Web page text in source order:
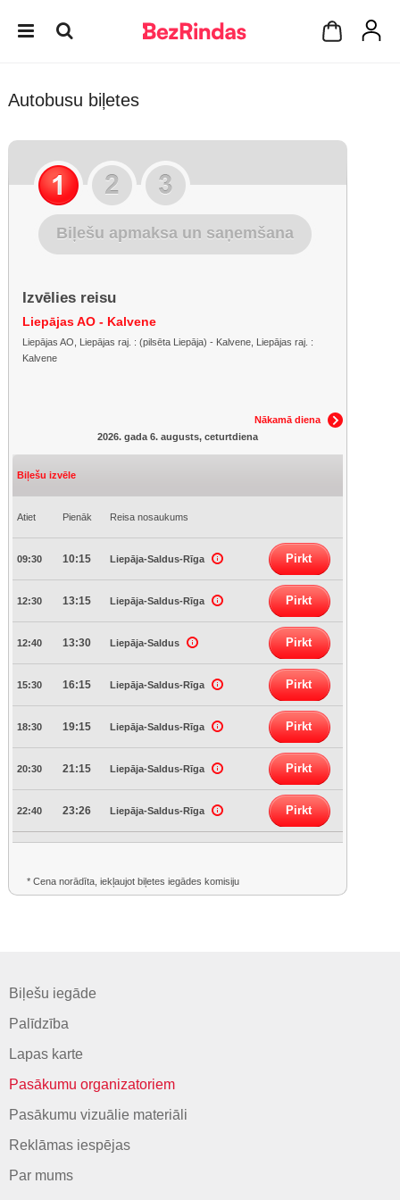
Autobusu biļetes
Biļešu apmaksa un saņemšana
Izvēlies reisu
Liepājas AO - Kalvene
Liepājas AO, Liepājas raj. : (pilsēta Liepāja) - Kalvene, Liepājas raj. :
Kalvene
Nākamā diena
2026. gada 6. augusts, ceturtdiena
Biļešu izvēle
Atiet Pienāk Reisa nosaukums
09:30 10:15 Liepāja-Saldus-Rīga Pirkt
12:30 13:15 Liepāja-Saldus-Rīga Pirkt
12:40 13:30 Liepāja-Saldus Pirkt
15:30 16:15 Liepāja-Saldus-Rīga Pirkt
18:30 19:15 Liepāja-Saldus-Rīga Pirkt
20:30 21:15 Liepāja-Saldus-Rīga Pirkt
22:40 23:26 Liepāja-Saldus-Rīga Pirkt
* Cena norādīta, iekļaujot biļetes iegādes komisiju
Biļešu iegāde
Palīdzība
Lapas karte
Pasākumu organizatoriem
Pasākumu vizuālie materiāli
Reklāmas iespējas
Par mums